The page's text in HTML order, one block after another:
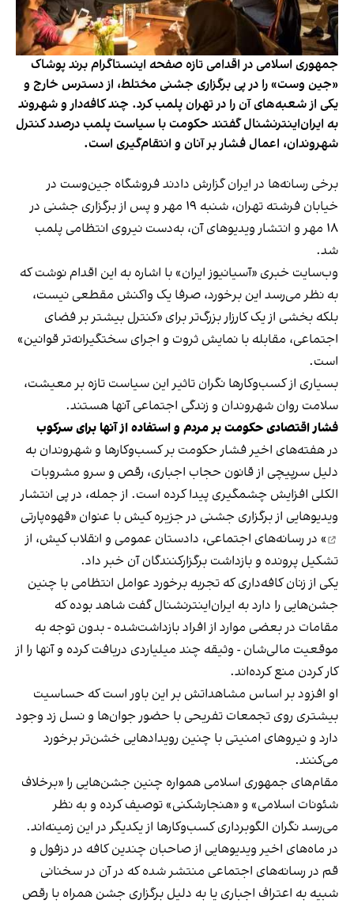
جمهوری اسلامی در اقدامی تازه صفحه اینستاگرام برند پوشاک
«جین وست» را در پی برگزاری جشنی مختلط، از دسترس خارج و
یکی از شعبه‌های آن را در تهران پلمب کرد. چند کافه‌‌دار و شهروند
به ایران‌اینترنشنال گفتند حکومت با سیاست پلمب درصدد کنترل
شهروندان، اعمال فشار بر آنان و انتقام‌گیری است.
برخی رسانه‌ها در ایران گزارش دادند فروشگاه جین‌وست در
خیابان فرشته تهران، شنبه ۱۹ مهر و پس از برگزاری جشنی در
۱۸ مهر و انتشار ویدیوهای آن، به‌دست نیروی انتظامی پلمب
شد.
وب‌سایت خبری «آسیانیوز ایران» با اشاره به این اقدام نوشت که
به نظر می‌رسد این برخورد، صرفا یک واکنش مقطعی نیست،
بلکه بخشی از یک کارزار بزرگ‌تر برای «کنترل بیشتر بر فضای
اجتماعی، مقابله با نمایش ثروت و اجرای سختگیرانه‌تر قوانین»
است.
بسیاری از کسب‌وکارها نگران تاثیر این سیاست‌ تازه بر معیشت،
سلامت روان شهروندان و زندگی اجتماعی آنها هستند.
فشار اقتصادی حکومت بر مردم و استفاده از آنها برای سرکوب
در هفته‌های اخیر فشار حکومت بر کسب‌وکارها و شهروندان به
دلیل سرپیچی از قانون حجاب اجباری، رقص و سرو مشروبات
الکلی افزایش چشمگیری پیدا کرده است. از جمله، در پی انتشار
ویدیوهایی از برگزاری جشنی در جزیره کیش با عنوان «قهوه‌پارتی
» در رسانه‌های اجتماعی، دادستان عمومی و انقلاب کیش، از
تشکیل پرونده و بازداشت برگزارکنندگان آن خبر داد.
یکی از زنان کافه‌داری که تجربه برخورد عوامل انتظامی با چنین
جشن‌هایی را دارد به ایران‌اینترنشنال گفت شاهد بوده که
مقامات در بعضی موارد از افراد بازداشت‌‌شده - بدون توجه به
موقعیت مالی‌شان - وثیقه چند میلیاردی دریافت کرده و آنها را از
کار کردن منع کرده‌اند.
او افزود بر اساس مشاهداتش بر این باور است که حساسیت
بیشتری روی تجمعات تفریحی با حضور جوان‌ها و نسل زد وجود
دارد و نیروهای امنیتی با چنین رویدادهایی خشن‌تر برخورد
می‌کنند.
مقام‌های جمهوری اسلامی همواره چنین جشن‌هایی را «برخلاف
شئونات اسلامی» و «هنجارشکنی» توصیف کرده و به نظر
می‌رسد نگران الگوبرداری کسب‌وکارها از یکدیگر در این زمینه‌اند.
در ماه‌های اخیر ویدیوهایی از صاحبان چندین کافه در دزفول و
قم در رسانه‌های اجتماعی منتشر شده که در آن در سخنانی
شبیه به اعتراف اجباری یا به دلیل برگزاری جشن همراه با رقص